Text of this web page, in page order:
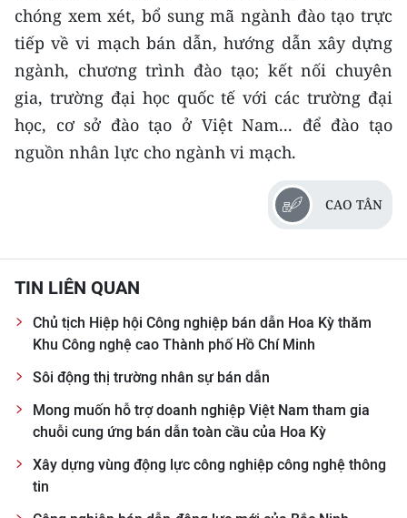
chóng xem xét, bổ sung mã ngành đào tạo trực
tiếp về vi mạch bán dẫn, hướng dẫn xây dựng
ngành, chương trình đào tạo; kết nối chuyên
gia, trường đại học quốc tế với các trường đại
học, cơ sở đào tạo ở Việt Nam... để đào tạo
nguồn nhân lực cho ngành vi mạch.
CAO TÂN
TIN LIÊN QUAN
Chủ tịch Hiệp hội Công nghiệp bán dẫn Hoa Kỳ thăm
Khu Công nghệ cao Thành phố Hồ Chí Minh
Sôi động thị trường nhân sự bán dẫn
Mong muốn hỗ trợ doanh nghiệp Việt Nam tham gia
chuỗi cung ứng bán dẫn toàn cầu của Hoa Kỳ
Xây dựng vùng động lực công nghiệp công nghệ thông
tin